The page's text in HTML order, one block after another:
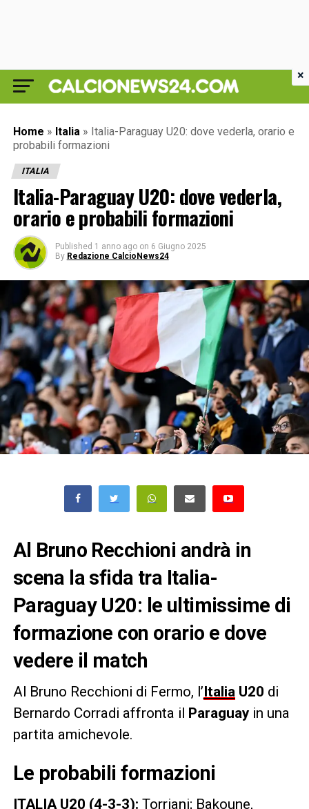
Home » Italia » Italia-Paraguay U20: dove vederla, orario e
probabili formazioni
ITALIA
Italia-Paraguay U20: dove vederla,
orario e probabili formazioni
Published 1 anno ago on 6 Giugno 2025
By Redazione CalcioNews24
Al Bruno Recchioni andrà in
scena la sfida tra Italia-
Paraguay U20: le ultimissime di
formazione con orario e dove
vedere il match
Al Bruno Recchioni di Fermo, l’Italia U20 di
Bernardo Corradi affronta il Paraguay in una
partita amichevole.
Le probabili formazioni
ITALIA U20 (4-3-3): Torriani; Bakoune,
×